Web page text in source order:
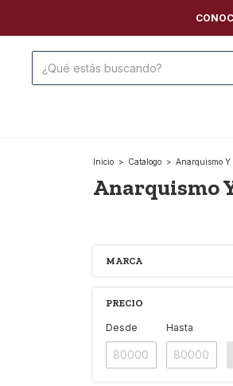
Inicio > Catalogo > Anarquismo Y
Anarquismo
MARCA
PRECIO
Desde Hasta